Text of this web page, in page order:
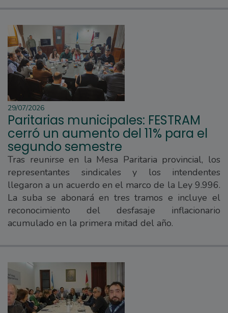
29/07/2026
Paritarias municipales: FESTRAM
cerró un aumento del 11% para el
segundo semestre
Tras reunirse en la Mesa Paritaria provincial, los
representantes sindicales y los intendentes
llegaron a un acuerdo en el marco de la Ley 9.996.
La suba se abonará en tres tramos e incluye el
reconocimiento del desfasaje inflacionario
acumulado en la primera mitad del año.